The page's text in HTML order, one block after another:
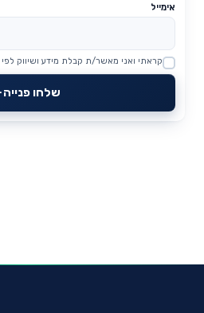
אימייל
Website
קראתי ואני מאשר/ת קבלת מידע ושיווק לפי
שלחו פנייה